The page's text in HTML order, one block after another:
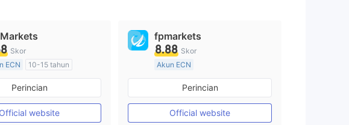
Skor
ECN
10-15 tahun
di Australia
Maker (MM)
Penuh MT4
Perincian
Official website
fpmarkets
8.88 Skor
Akun ECN
Lebih dari 20 tahun
Diatur di Australia
Market Maker (MM)
Lisensi Penuh MT4
Perincian
Official website